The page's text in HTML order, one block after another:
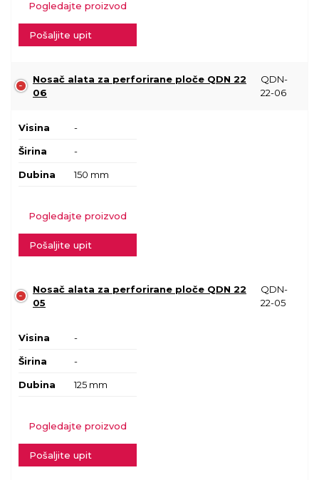
Pogledajte proizvod
Pošaljite upit
Nosač alata za perforirane ploče QDN 22
06
QDN-
22-06
Visina -
Širina -
Dubina 150 mm
Pogledajte proizvod
Pošaljite upit
Nosač alata za perforirane ploče QDN 22
05
QDN-
22-05
Visina -
Širina -
Dubina 125 mm
Pogledajte proizvod
Pošaljite upit